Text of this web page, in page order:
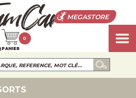
MEGASTORE
PANIER
0